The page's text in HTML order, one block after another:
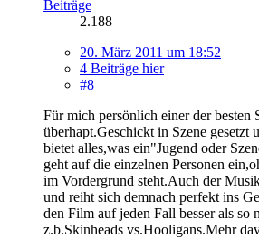
Beiträge
2.188
20. März 2011 um 18:52
4 Beiträge hier
#8
Für mich persönlich einer der besten
überhapt.Geschickt in Szene gesetzt
bietet alles,was ein"Jugend oder
geht auf die einzelnen Personen
im Vordergrund steht.Auch der
und reiht sich demnach perfekt ins
den Film auf jeden Fall besser als so
z.b.Skinheads vs.Hooligans.Mehr